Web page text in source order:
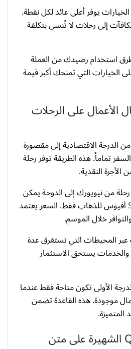
يوفر أعلى عائد لكل نقطة.
إلى رحلات لا تُنسى بتكلفة
استخدام رصيدك من العملة
الخيارات التي تمنحك أكبر قيمة
الأعمال على الرحلات
من الدرجة الاقتصادية إلى مقصورة
تماماً. هذه الطريقة توفر رحلة
النقدية.
من نيويورك إلى الدوحة يمكن
أن تتطلب حوالي 55,000 أفيوس للذهاب فقط. السعر يعتمد
خلال الموسم.
عبر المحيطات التي تستغرق عدة
يستحق الاستثمار
الأولى تكون متاحة فقط عندما
موجودة. هذه القاعدة تضمن
المتميزة.
حجز مقاعد Qsuite الشهيرة على متن